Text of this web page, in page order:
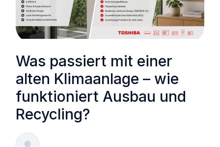
Was passiert mit einer
alten Klimaanlage – wie
funktioniert Ausbau und
Recycling?